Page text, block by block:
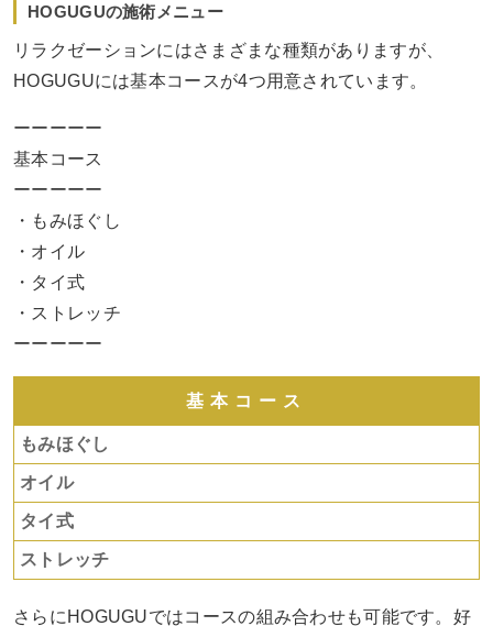
HOGUGUの施術メニュー
リラクゼーションにはさまざまな種類がありますが、
HOGUGUには基本コースが4つ用意されています。
ーーーーー
基本コース
ーーーーー
・もみほぐし
・オイル
・タイ式
・ストレッチ
ーーーーー
基本コース
もみほぐし
オイル
タイ式
ストレッチ
さらにHOGUGUではコースの組み合わせも可能です。好